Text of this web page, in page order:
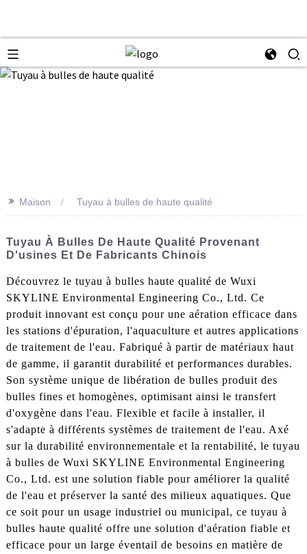
>> Maison Tuyau à bulles de haute qualité
Tuyau À Bulles De Haute Qualité Provenant
D'usines Et De Fabricants Chinois
Découvrez le tuyau à bulles haute qualité de Wuxi
SKYLINE Environmental Engineering Co., Ltd. Ce
produit innovant est conçu pour une aération efficace dans
les stations d'épuration, l'aquaculture et autres applications
de traitement de l'eau. Fabriqué à partir de matériaux haut
de gamme, il garantit durabilité et performances durables.
Son système unique de libération de bulles produit des
bulles fines et homogènes, optimisant ainsi le transfert
d'oxygène dans l'eau. Flexible et facile à installer, il
s'adapte à différents systèmes de traitement de l'eau. Axé
sur la durabilité environnementale et la rentabilité, le tuyau
à bulles de Wuxi SKYLINE Environmental Engineering
Co., Ltd. est une solution fiable pour améliorer la qualité
de l'eau et préserver la santé des milieux aquatiques. Que
ce soit pour un usage industriel ou municipal, ce tuyau à
bulles haute qualité offre une solution d'aération fiable et
efficace pour un large éventail de besoins en matière de